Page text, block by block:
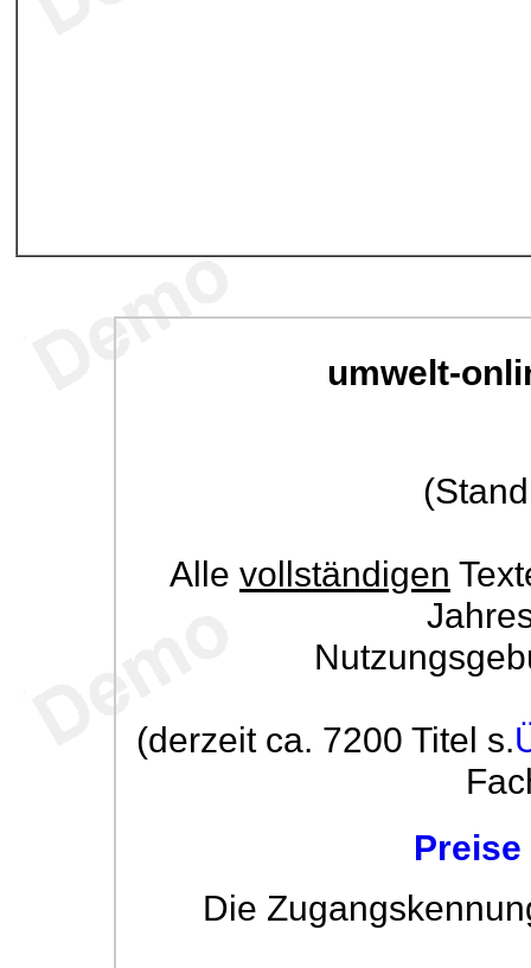
umwelt-
Alle vollständigen
(derzeit ca. 7200 Titel s.
Die